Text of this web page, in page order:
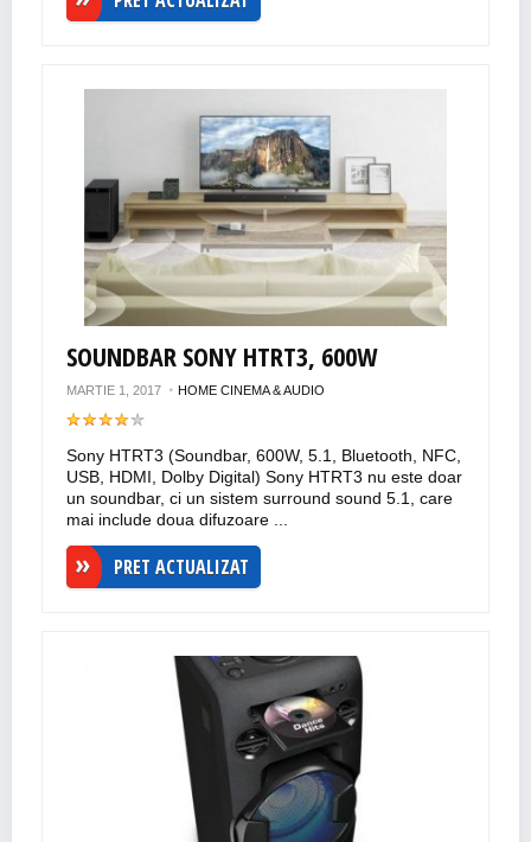
SOUNDBAR SONY HTRT3, 600W
MARTIE 1, 2017 HOME CINEMA & AUDIO
Sony HTRT3 (Soundbar, 600W, 5.1, Bluetooth, NFC,
USB, HDMI, Dolby Digital) Sony HTRT3 nu este doar
un soundbar, ci un sistem surround sound 5.1, care
mai include doua difuzoare ...
PRET ACTUALIZAT